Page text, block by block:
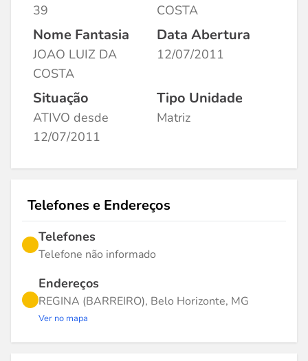
39
COSTA
Nome Fantasia
JOAO LUIZ DA
COSTA
Data Abertura
12/07/2011
Situação
ATIVO desde
12/07/2011
Tipo Unidade
Matriz
Telefones e Endereços
Telefones
Telefone não informado
Endereços
REGINA (BARREIRO), Belo Horizonte, MG
Ver no mapa